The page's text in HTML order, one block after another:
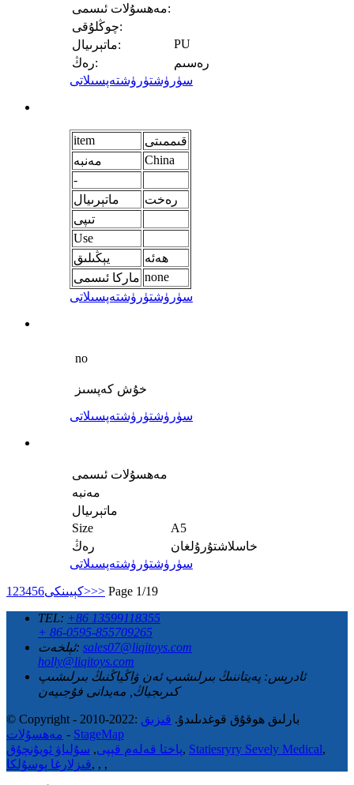
مەھسۇلات ئىسمى:
چوڭلۇقى:
ماتېرىيال:
PU
رەڭ:
رەسىم
سۈرۈشتۈرۈشتەپسىلاتى
item
قىممىتى
مەنبە
China
-
ماتېرىيال
رەخت
تىپى
Use
يېڭىلىق
ھەئە
ماركا ئىسمى none
سۈرۈشتۈرۈشتەپسىلاتى
no
خۇش كەپسىز
سۈرۈشتۈرۈشتەپسىلاتى
مەھسۇلات ئىسمى
مەنبە
ماتېرىيال
Size
A5
رەڭ
خاسلاشتۇرۇلغان
سۈرۈشتۈرۈشتەپسىلاتى
1 23456 كېيىنكى>>> Page 1/19
TEL: +86 13599118355
+ 86-0595-855709265
ئېلخەت: sales07@liqitoys.com
holly@liqitoys.com
ئادرېس: پەيتاننىڭ بىرلىشىپ ئەن ۋاڭياڭنىڭ بىرلىشىپ
كىرىجياڭ, مەيدانى فۇجىيەن
© Copyright - 2010-2022: بارلىق ھوقۇق قوغدىلىدۇ. قىزىق
مەھسۇلات - StageMap
پاختا قەلەم قېپى, سۇلياۋ ئويۇنچۇق , Statiesryry Sevely Medical,
قىزلارغا پوسۇلكا, , ,